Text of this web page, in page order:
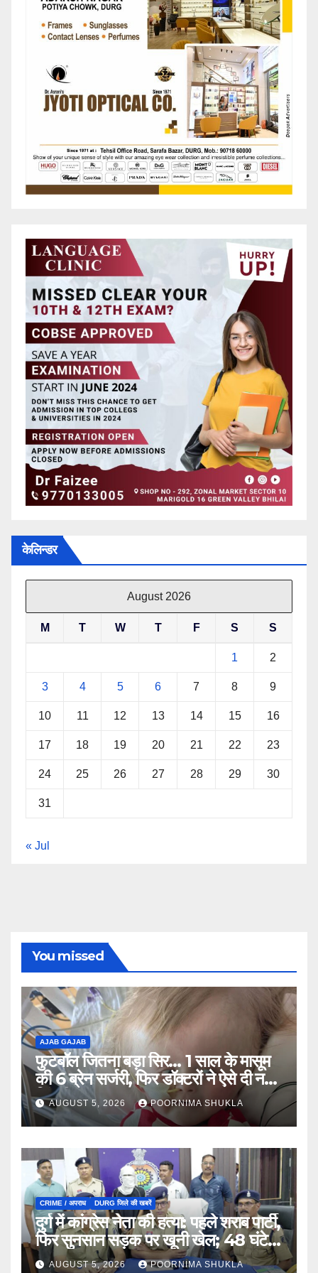
केलिन्डर
August 2026
M T W T F S S
1 2
3 4 5 6 7 8 9
10 11 12 13 14 15 16
17 18 19 20 21 22 23
24 25 26 27 28 29 30
31
« Jul
You missed
AJAB GAJAB
फुटबॉल जितना बड़ा सिर… 1 साल के मासूम
की 6 ब्रेन सर्जरी, फिर डॉक्टरों ने ऐसे दी नई
जिंदगी…
AUGUST 5, 2026 POORNIMA SHUKLA
CRIME / अपराध DURG जिले की खबरें
दुर्ग में कांग्रेस नेता की हत्या: पहले शराब पार्टी,
फिर सुनसान सड़क पर खूनी खेल; 48 घंटे में
खुला राज…
AUGUST 5, 2026 POORNIMA SHUKLA